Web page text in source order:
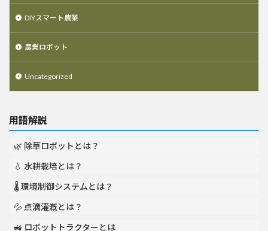
DIYスマート農業
農業ロボット
Uncategorized
用語解説
🌿 除草ロボットとは？
💧 水耕栽培とは？
🌡️ 環境制御システムとは？
💦 点滴灌漑とは？
🚜 ロボットトラクターとは